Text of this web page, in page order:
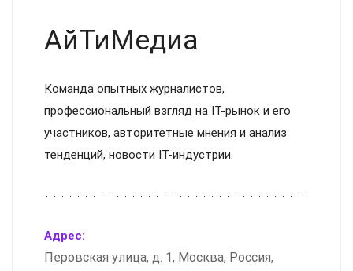
АйТиМедиа
Команда опытных журналистов,
профессиональный взгляд на IT-рынок и его
участников, авторитетные мнения и анализ
тенденций, новости IT-индустрии.
Адрес:
Перовская улица, д. 1, Москва, Россия,